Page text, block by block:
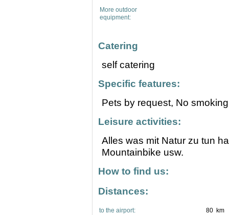
More outdoor
equipment:
Catering
self catering
Specific features:
Pets by request, No smoking
Leisure activities:
Alles was mit Natur zu tun
Mountainbike usw.
How to find us:
Distances:
80 km
to the airport: